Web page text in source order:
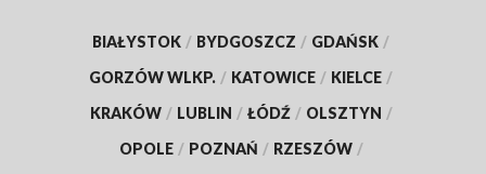
BIAŁYSTOK / BYDGOSZCZ / GDAŃSK /
GORZÓW WLKP. / KATOWICE / KIELCE /
KRAKÓW / LUBLIN / ŁÓDŹ / OLSZTYN /
OPOLE / POZNAŃ / RZESZÓW /